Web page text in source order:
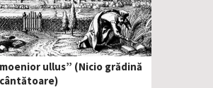
ullus” (Nicio grădină